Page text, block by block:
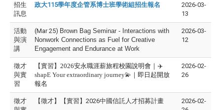
招生
訊息
政大115學年度企管系博士班學術組招生報名
2026-03-
13
活動
與演
講
(Mar 25) Brown Bag Seminar - Interactions with
Nonwork Connections as Fuel for Creative
Engagement and Endurance at Work
2026-03-
12
徵才
與實
習
【實習】 2026安永職涯薪旅程校園說明會｜ ✈️
shapE Your extraordinary journey💫 ｜即日起開放
報名
2026-02-
26
徵才
【徵才】【實習】2026中國信託人才招募計畫
2026-02-